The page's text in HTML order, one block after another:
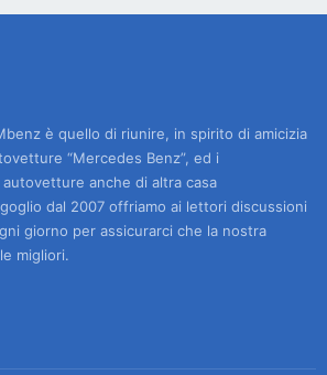
è quello di riunire, in spirito di amicizia
“Mercedes Benz”, ed i
anche di altra casa
dal 2007 offriamo ai lettori discussioni
giorno per assicurarci che la nostra
migliori.